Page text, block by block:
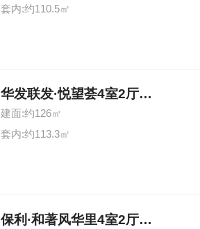
套内:约110.5㎡
华发联发·悦望荟4室2厅2卫
建面:约126㎡
套内:约113.3㎡
保利·和著风华里4室2厅2卫